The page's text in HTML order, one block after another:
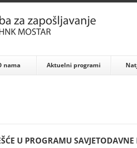
nama Aktuelni programi
U PROGRAMU